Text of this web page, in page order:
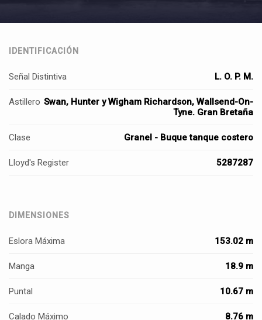
IDENTIFICACIÓN
Señal Distintiva L. O. P. M.
Astillero Swan, Hunter y Wigham Richardson, Wallsend-On-
Tyne. Gran Bretaña
Clase Granel - Buque tanque costero
Lloyd's Register 5287287
DIMENSIONES
Eslora Máxima 153.02 m
Manga 18.9 m
Puntal 10.67 m
Calado Máximo 8.76 m